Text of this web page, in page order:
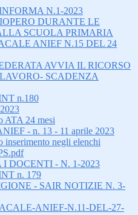
N.1-2023
DURANTE LE
SCUOLA PRIMARIA
ANIEF N.15 DEL 24
AVVIA IL RICORSO
SCADENZA
n.180
ATA 24 mesi
- n. 13 - 11 aprile 2023
inserimento negli elenchi
DOCENTI - N. 1-2023
n. 179
- SAIR NOTIZIE N. 3-
ANIEF-N.11-DEL-27-